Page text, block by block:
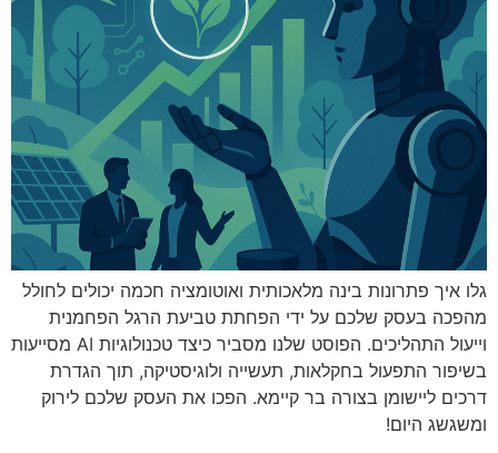
גלו איך פתרונות בינה מלאכותית ואוטומציה חכמה יכולים לחולל
מהפכה בעסק שלכם על ידי הפחתת טביעת הרגל הפחמנית
וייעול התהליכים. הפוסט שלנו מסביר כיצד טכנולוגיות AI מסייעות
בשיפור התפעול בחקלאות, תעשייה ולוגיסטיקה, תוך הגדרת
דרכים ליישומן בצורה בר קיימא. הפכו את העסק שלכם לירוק
ומשגשג היום!